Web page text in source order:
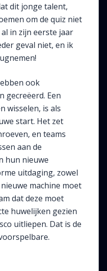
dit jonge talent,
om de quiz niet
in zijn eerste jaar
geval niet, en ik
ook
gecreëerd. Een
wisselen, is als
start. Het zet
en teams
aan de
hun nieuwe
uitdaging, zowel
machine moet
dat deze moet
huwelijken gezien
uitliepen. Dat is de